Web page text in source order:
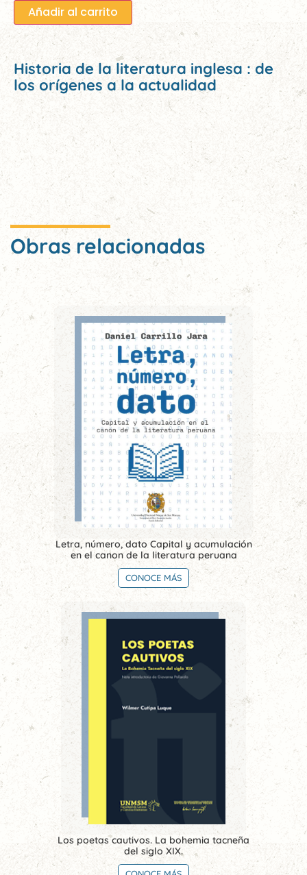
Añadir al carrito
Historia de la literatura inglesa : de
los orígenes a la actualidad
Obras relacionadas
Letra, número, dato Capital y acumulación
en el canon de la literatura peruana
CONOCE MÁS
Los poetas cautivos. La bohemia tacneña
del siglo XIX.